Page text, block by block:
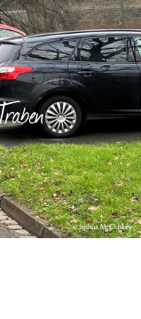
© Joshua McCluskey